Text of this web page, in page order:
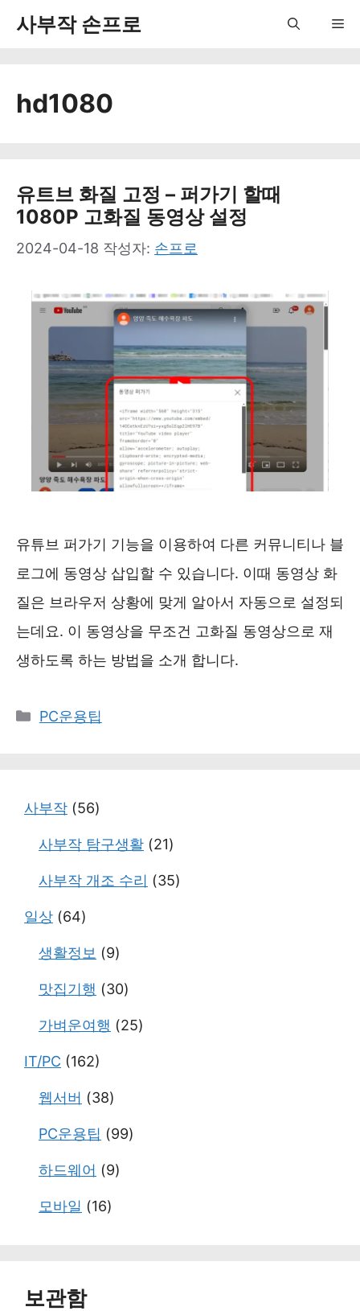
사부작 손프로
hd1080
유트브 화질 고정 – 퍼가기 할때
1080P 고화질 동영상 설정
2024-04-18 작성자: 손프로
유튜브 퍼가기 기능을 이용하여 다른 커뮤니티나 블
로그에 동영상 삽입할 수 있습니다. 이때 동영상 화
질은 브라우저 상황에 맞게 알아서 자동으로 설정되
는데요. 이 동영상을 무조건 고화질 동영상으로 재
생하도록 하는 방법을 소개 합니다.
카
PC운용팁
사부작 (56)
사부작 탐구생활 (21)
사부작 개조 수리 (35)
일상 (64)
생활정보 (9)
맛집기행 (30)
가벼운여행 (25)
IT/PC (162)
웹서버 (38)
PC운용팁 (99)
하드웨어 (9)
모바일 (16)
보관함